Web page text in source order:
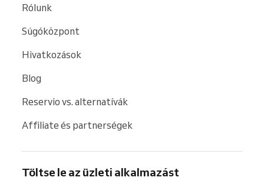
Rólunk
Súgóközpont
Hivatkozások
Blog
Reservio vs. alternatívák
Affiliate és partnerségek
Töltse le az üzleti alkalmazást